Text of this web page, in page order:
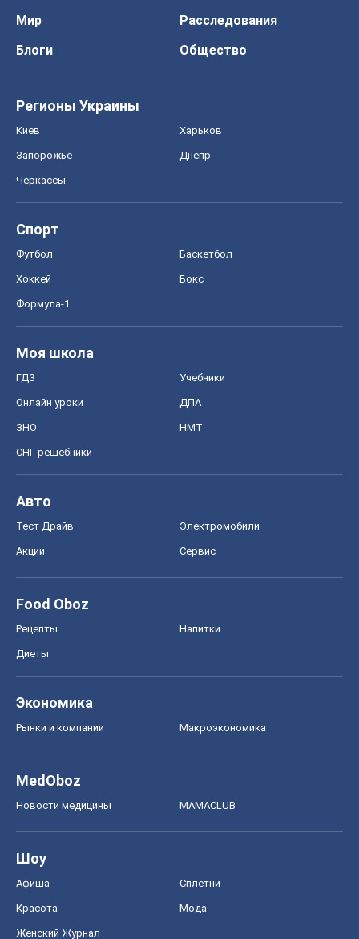
Мир
Расследования
Блоги
Общество
Регионы Украины
Киев Харьков
Запорожье Днепр
Черкассы
Спорт
Футбол Баскетбол
Хоккей Бокс
Формула-1
Моя школа
ГДЗ Учебники
Онлайн уроки ДПА
ЗНО НМТ
СНГ решебники
Авто
Тест Драйв Электромобили
Акции Сервис
Food Oboz
Рецепты Напитки
Диеты
Экономика
Рынки и компании Mакроэкономика
MedOboz
Новости медицины MAMACLUB
Шоу
Афиша Сплетни
Красота Мода
Женский Журнал